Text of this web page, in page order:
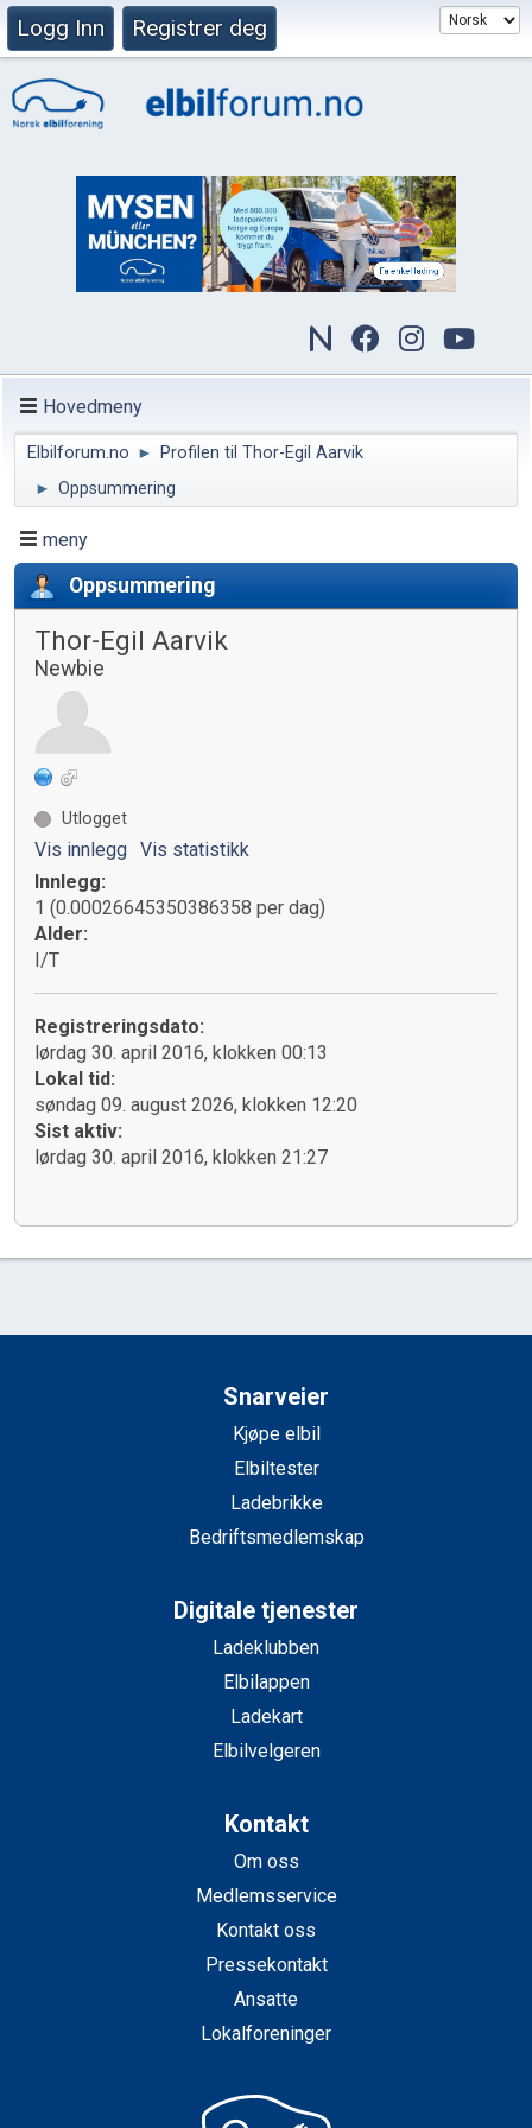
Logg Inn Registrer deg
Hovedmeny
Elbilforum.no ►
Profilen til Thor-Egil Aarvik
► Oppsummering
meny
Oppsummering
Thor-Egil Aarvik
Newbie
Utlogget
Vis innlegg Vis statistikk
Innlegg:
1 (0.00026645350386358 per dag)
Alder:
I/T
Registreringsdato:
lørdag 30. april 2016, klokken 00:13
Lokal tid:
søndag 09. august 2026, klokken 12:20
Sist aktiv:
lørdag 30. april 2016, klokken 21:27
Snarveier
Kjøpe elbil
Elbiltester
Ladebrikke
Bedriftsmedlemskap
Digitale tjenester
Ladeklubben
Elbilappen
Ladekart
Elbilvelgeren
Kontakt
Om oss
Medlemsservice
Kontakt oss
Pressekontakt
Ansatte
Lokalforeninger